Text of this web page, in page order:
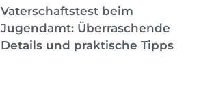
Vaterschaftstest beim
Jugendamt: Überraschende
Details und praktische Tipps